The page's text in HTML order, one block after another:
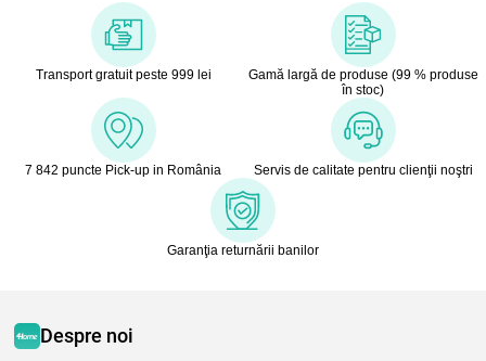
Transport gratuit peste 999 lei
Gamă largă de produse (99 % produse
în stoc)
7 842 puncte Pick-up in România Servis de calitate pentru clienţii noştri
Garanţia returnării banilor
Despre noi